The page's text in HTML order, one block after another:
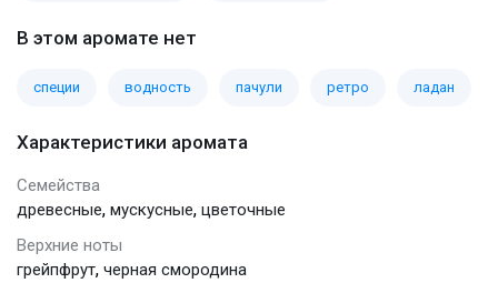
В этом аромате нет
специи водность пачули ретро ладан
Характеристики аромата
Семейства
древесные, мускусные, цветочные
Верхние ноты
грейпфрут, черная смородина